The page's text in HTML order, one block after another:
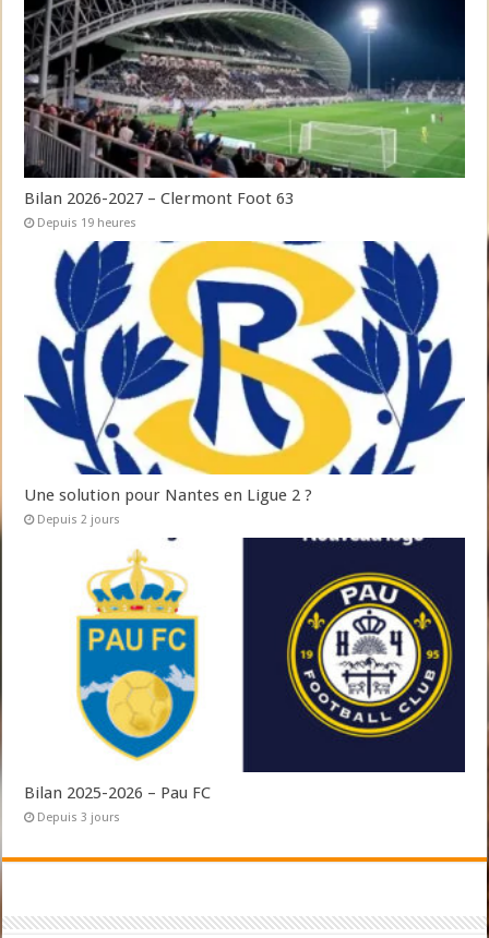
Bilan 2026-2027 – Clermont Foot 63
Depuis 19 heures
Une solution pour Nantes en Ligue 2 ?
Depuis 2 jours
Bilan 2025-2026 – Pau FC
Depuis 3 jours